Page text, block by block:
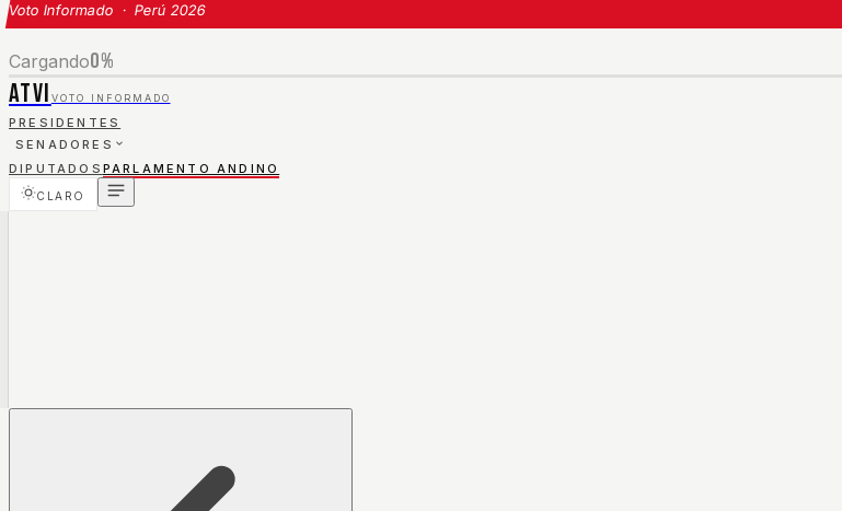
Voto Informado · Perú 2026
Cargando0%
ATVI VOTO INFORMADO
PRESIDENTES
SENADORES
DIPUTADOS PARLAMENTO ANDINO
CLARO